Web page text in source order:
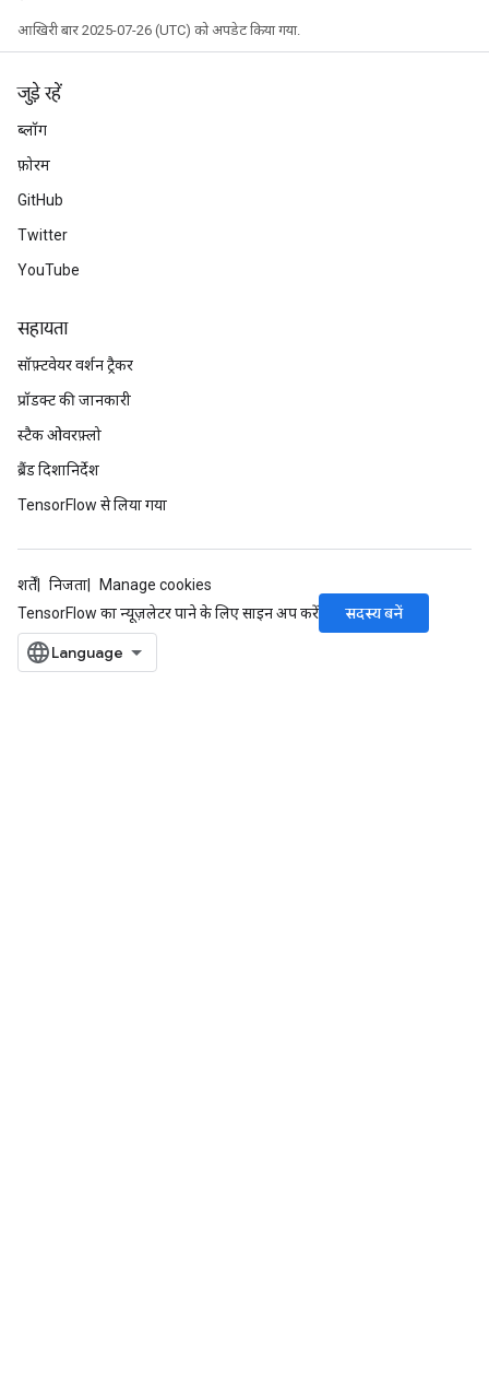
आखिरी बार 2025-07-26 (UTC) को अपडेट किया गया.
जुड़े रहें
ब्लॉग
फ़ोरम
GitHub
Twitter
YouTube
सहायता
सॉफ़्टवेयर वर्शन ट्रैकर
प्रॉडक्ट की जानकारी
स्टैक ओवरफ़्लो
ब्रैंड दिशानिर्देश
TensorFlow से लिया गया
शर्तें निजता
Manage cookies
TensorFlow का न्यूज़लेटर पाने के लिए साइन अप करें
सदस्य बनें